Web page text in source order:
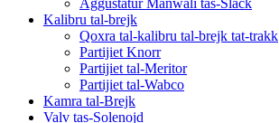
Aġġustatur Manwali tas-Slack
Kalibru tal-brejk
Qoxra tal-kalibru tal-brejk tat-trakk
Partijiet Knorr
Partijiet tal-Meritor
Partijiet tal-Wabco
Kamra tal-Brejk
Valv tas-Solenojd